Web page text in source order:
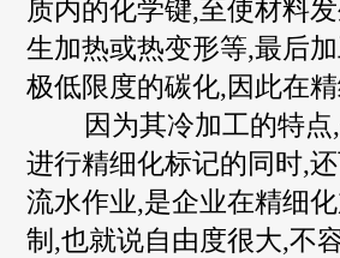
质内的化学键,至使材料
生加热或热变形等,最后
极低限度的碳化,因此在
因为其冷加工的特点,
进行精细化标记的同时,
流水作业,是企业在精细
制,也就说自由度很大,不